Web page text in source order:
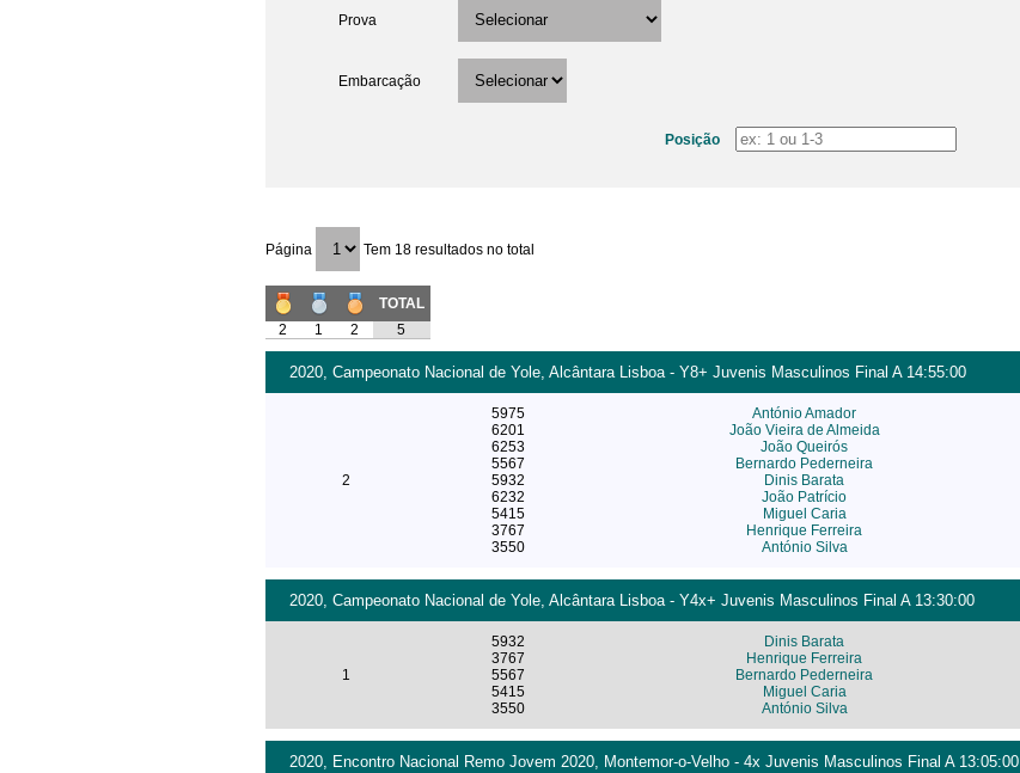
Prova
Embarcação
Posição
Página Tem 18 resultados no total
TOTAL
2
1 2 5
2020, Campeonato Nacional de Yole, Alcântara Lisboa - Y8+ Juvenis Masculinos Final A 14:55:00
2
5975
6201
6253
5567
5932
6232
5415
3767
3550
António Amador
João Vieira de Almeida
João Queirós
Bernardo Pederneira
Dinis Barata
João Patrício
Miguel Caria
Henrique Ferreira
António Silva
2020, Campeonato Nacional de Yole, Alcântara Lisboa - Y4x+ Juvenis Masculinos Final A 13:30:00
1
5932
3767
5567
5415
3550
Dinis Barata
Henrique Ferreira
Bernardo Pederneira
Miguel Caria
António Silva
2020, Encontro Nacional Remo Jovem 2020, Montemor-o-Velho - 4x Juvenis Masculinos Final A 13:05:00